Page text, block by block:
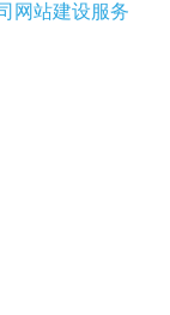
网站建设服务